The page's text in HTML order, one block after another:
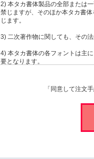
2) 本タカ書体製品の全部または
禁じますが、そのほか本タカ書
じます。
3) 二次著作物に関しても、その
4) 本タカ書体の各フォントは主
要となります。
同じく、本タカ書体のフォント
( 但し、「タカ悠シリーズ=書体
いずれも、ご使用の場合は速や
「同意して注文